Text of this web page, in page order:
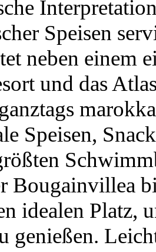
Speisen
neben einem
und das
Speisen,
Bougainvillea
idealen Platz,
genießen.